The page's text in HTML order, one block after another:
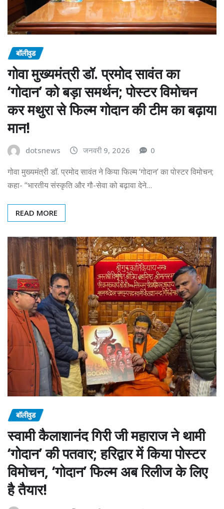
बॉलीवुड
गोवा मुख्यमंत्री डॉ. प्रमोद सावंत का
‘गोदान’ को बड़ा समर्थन; पोस्टर विमोचन
कर मथुरा से फिल्म गोदान की टीम का बढ़ाया
मान!
dotsnews जनवरी 9, 2026 0
गोवा मुख्यमंत्री डॉ. प्रमोद सावंत ने किया फिल्म ‘गोदान’ का पोस्टर विमोचन;
कहा- “भारतीय संस्कृति और गौ-सेवा को बढ़ावा देने…
READ MORE
बॉलीवुड
स्वामी कैलाशानंद गिरी जी महाराज ने थामी
‘गोदान’ की पतवार; हरिद्वार में किया पोस्टर
विमोचन, ‘गोदान’ फिल्म अब रिलीज के लिए
है तैयार!